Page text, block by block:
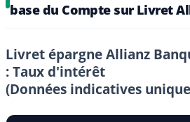
base du Compte sur Livret
Livret épargne Allianz
: Taux d'intérêt
(Données indicatives